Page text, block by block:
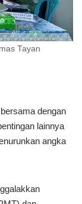
Tayan
dengan
lainnya
angka